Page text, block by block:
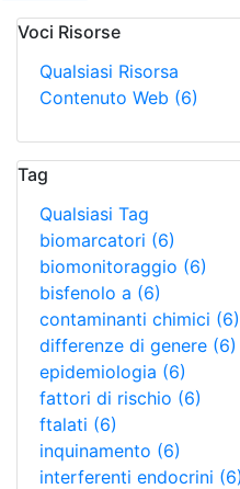
Voci Risorse
Qualsiasi Risorsa
Contenuto Web (6)
Tag
Qualsiasi Tag
biomarcatori (6)
biomonitoraggio (6)
bisfenolo a (6)
contaminanti chimici (6)
differenze di genere (6)
epidemiologia (6)
fattori di rischio (6)
ftalati (6)
inquinamento (6)
interferenti endocrini (6)